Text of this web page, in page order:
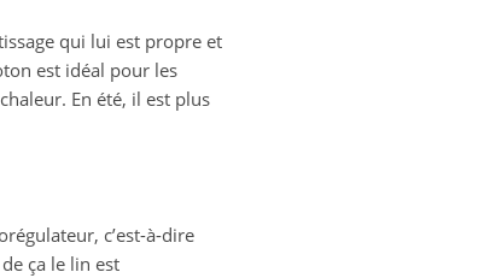
qui lui est propre et
est idéal pour les
En été, il est plus
c’est-à-dire
ça le lin est